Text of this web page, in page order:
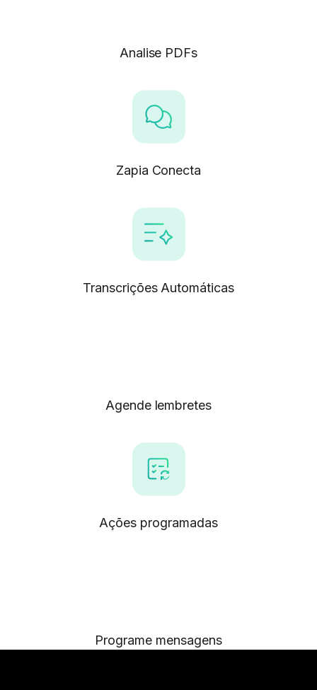
Analise PDFs
Zapia Conecta
Transcrições Automáticas
Agende lembretes
Ações programadas
Programe mensagens